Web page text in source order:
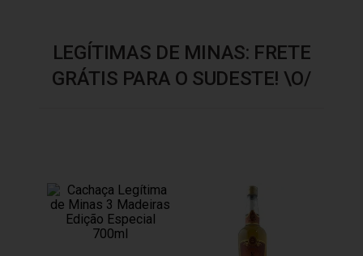
LEGÍTIMAS DE MINAS: FRETE
GRÁTIS PARA O SUDESTE! \O/